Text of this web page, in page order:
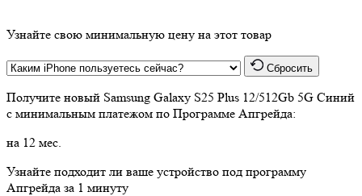
Узнайте свою минимальную цену на этот товар
Сбросить
Получите новый Samsung Galaxy S25 Plus 12/512Gb 5G Синий
с минимальным платежом по Программе Апгрейда:
на 12 мес.
Узнайте подходит ли ваше устройство под программу
Апгрейда за 1 минуту